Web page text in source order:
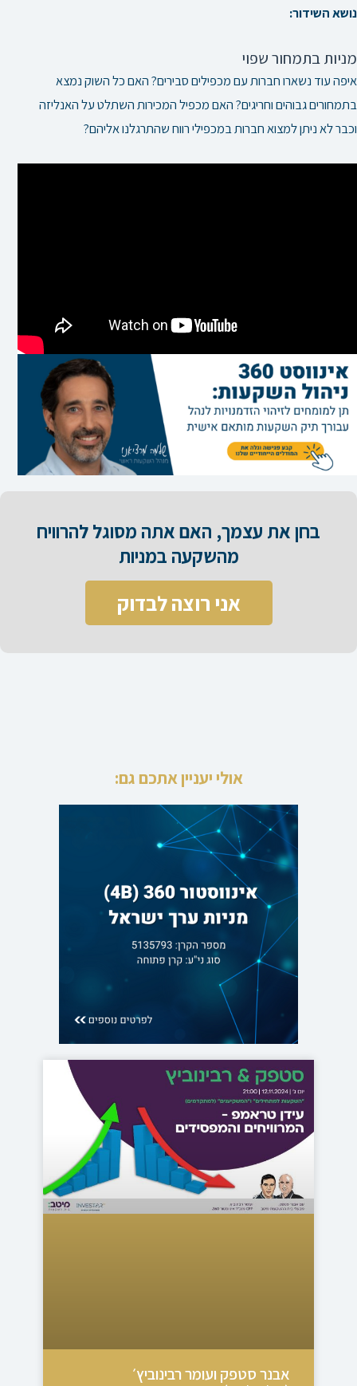
נושא השידור:
מניות בתמחור שפוי
איפה עוד נשארו חברות עם מכפילים סבירים? האם כל השוק נמצא
בתמחורים גבוהים וחריגים? האם מכפיל המכירות השתלט על האנליזה
וכבר לא ניתן למצוא חברות במכפילי רווח שהתרגלנו אליהם?
בחן את עצמך, האם אתה מסוגל להרוויח
מהשקעה במניות​
אני רוצה לבדוק
אולי יעניין אתכם גם:
אבנר סטפק ועומר רבינוביץ׳